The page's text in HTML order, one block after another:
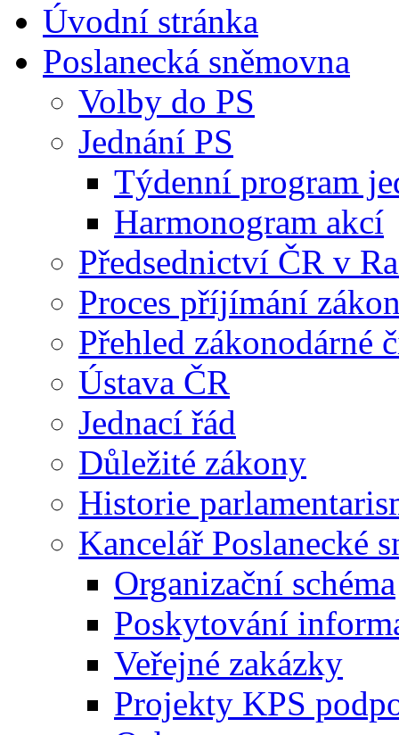
Úvodní stránka
Poslanecká sněmovna
Volby do PS
Jednání PS
Týdenní program
Harmonogram akcí
Předsednictví ČR v
Proces příjímání
Přehled zákonodárné
Ústava ČR
Jednací řád
Důležité zákony
Historie
Kancelář Poslanecké
Organizační schéma
Poskytování
Veřejné zakázky
Projekty KPS